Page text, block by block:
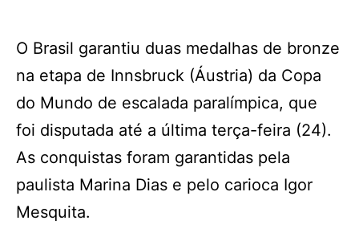
O Brasil garantiu duas medalhas de bronze
na etapa de Innsbruck (Áustria) da Copa
do Mundo de escalada paralímpica, que
foi disputada até a última terça-feira (24).
As conquistas foram garantidas pela
paulista Marina Dias e pelo carioca Igor
Mesquita.